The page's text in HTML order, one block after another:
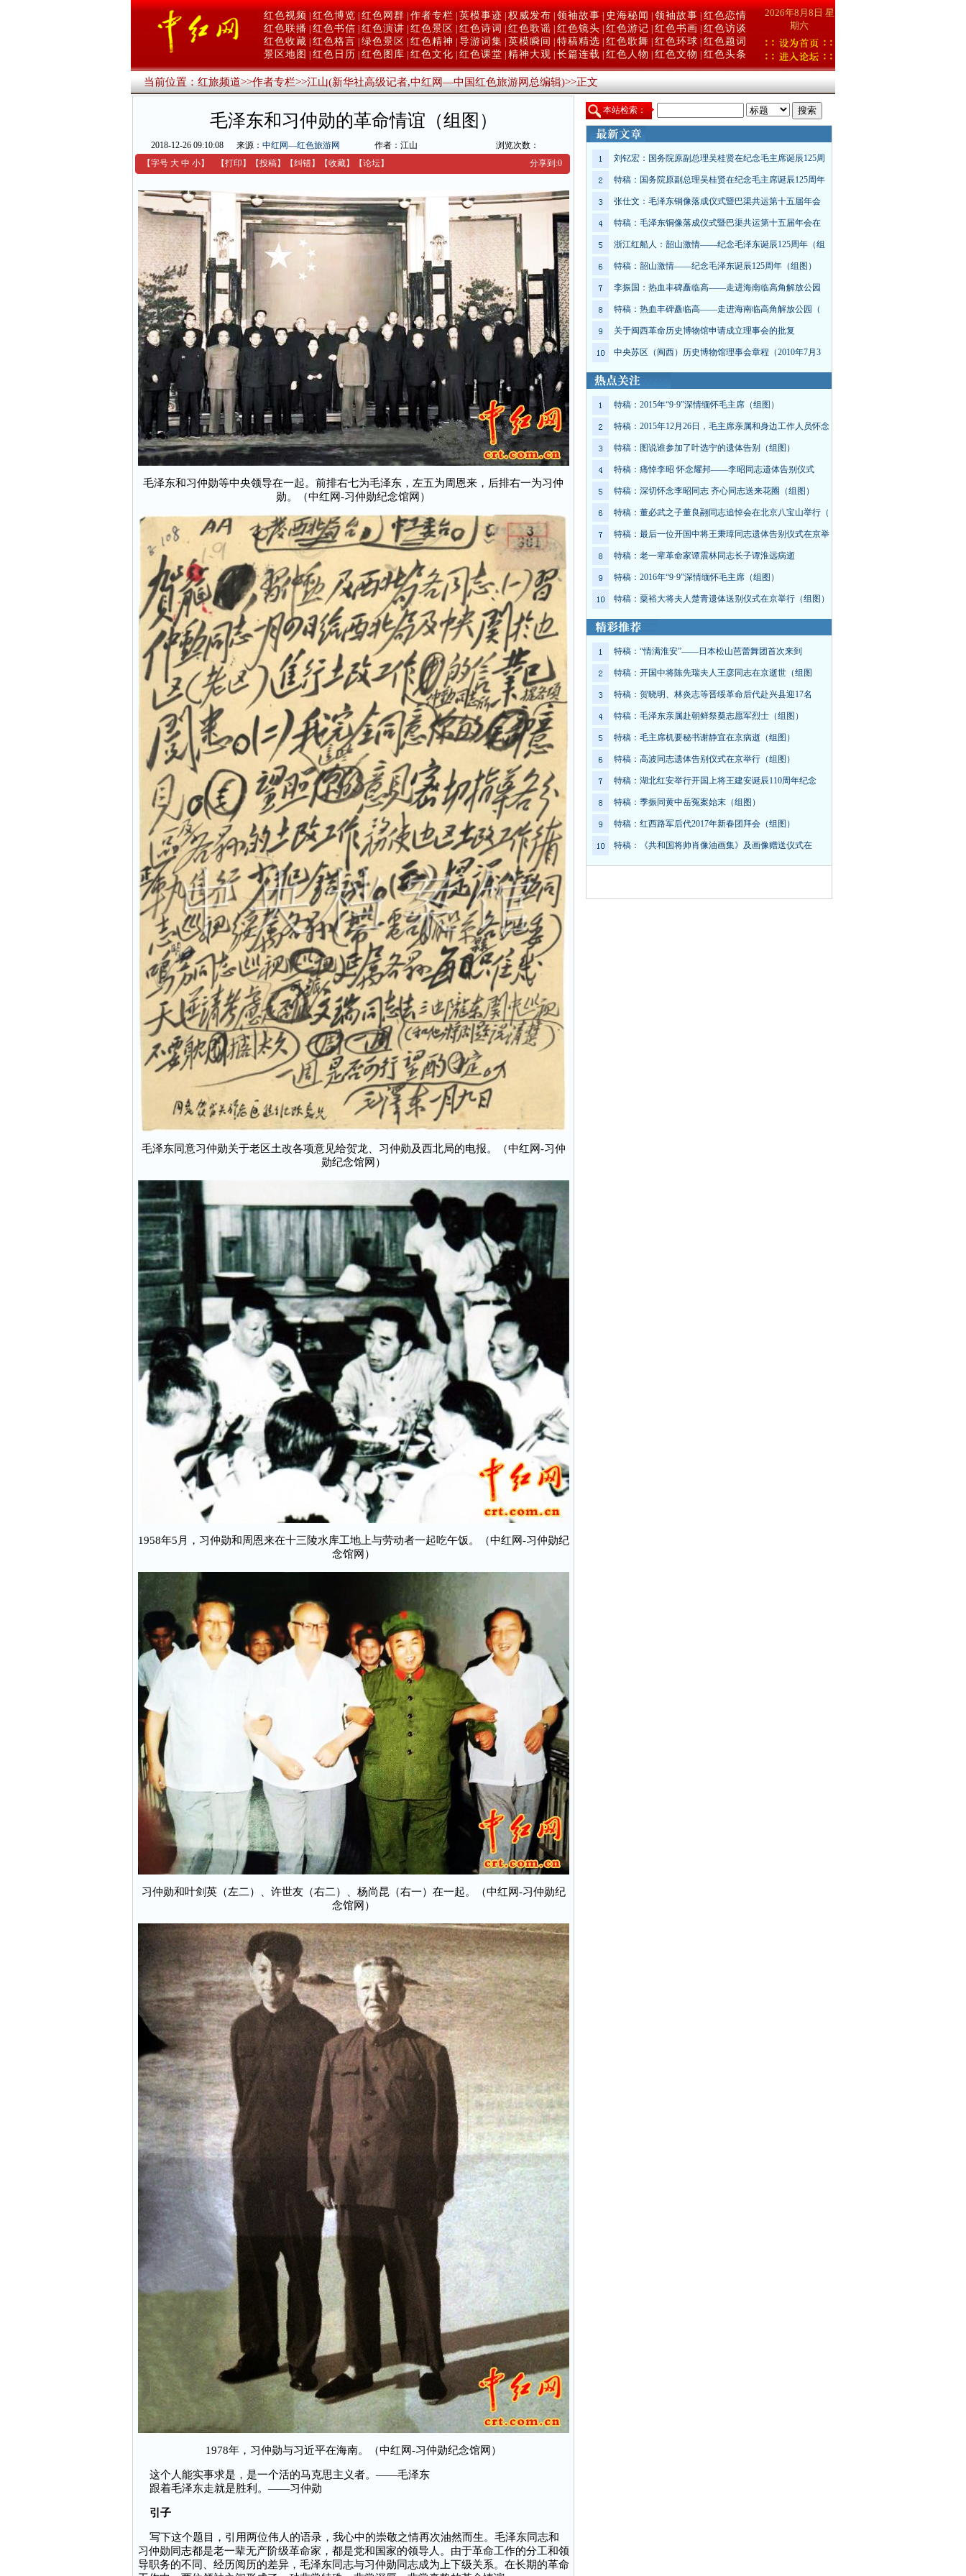
红色视频 红色博览 红色网群 作者专栏 英模事迹 权威发布 领袖故事 史海秘闻 领袖故事 红色恋情
红色联播 红色书信 红色演讲 红色景区 红色诗词 红色歌谣 红色镜头 红色游记 红色书画
红色访谈
红色收藏 红色格言 绿色景区 红色精神 导游词集 英模瞬间 特稿精选 红色歌舞 红色环球 红色题词
景区地图
红色日历 红色图库 红色文化 红色课堂 精神大观 长篇连载 红色人物 红色文物 红色头条
2026年8月8日 星
期六
当前位置：红旅频道>>作者专栏>>江山(新华社高级记者,中红网—中国红色旅游网总编辑)>>正文
毛泽东和习仲勋的革命情谊（组图）
2018-12-26 09:10:08 来源： 中红网—红色旅游网 作者：江山
浏览次数：
【字号 大 中 小】 【打印 】 【投稿】 【纠错】 【收藏】 【论坛】 分享到:0
毛泽东和习仲勋等中央领导在一起。前排右七为毛泽东，左五为周恩来，后排右一为习仲
勋。（中红网-习仲勋纪念馆网）
毛泽东同意习仲勋关于老区土改各项意见给贺龙、习仲勋及西北局的电报。（中红网-习仲
勋纪念馆网）
1958年5月，习仲勋和周恩来在十三陵水库工地上与劳动者一起吃午饭。（中红网-习仲勋纪
念馆网）
习仲勋和叶剑英（左二）、许世友（右二）、杨尚昆（右一）在一起。（中红网-习仲勋纪
念馆网）
1978年，习仲勋与习近平在海南。（中红网-习仲勋纪念馆网）
这个人能实事求是，是一个活的马克思主义者。——毛泽东
跟着毛泽东走就是胜利。——习仲勋
引子
写下这个题目，引用两位伟人的语录，我心中的崇敬之情再次油然而生。毛泽东同志和
习仲勋同志都是老一辈无产阶级革命家，都是党和国家的领导人。由于革命工作的分工和领
导职务的不同、经历阅历的差异，毛泽东同志与习仲勋同志成为上下级关系。在长期的革命
本站检索：
刘钇宏：国务院原副总理吴桂贤在纪念毛主席诞辰125周
特稿：国务院原副总理吴桂贤在纪念毛主席诞辰125周年
张仕文：毛泽东铜像落成仪式暨巴渠共运第十五届年会
特稿：毛泽东铜像落成仪式暨巴渠共运第十五届年会在
浙江红船人：韶山激情——纪念毛泽东诞辰125周年（组
特稿：韶山激情——纪念毛泽东诞辰125周年（组图）
李振国：热血丰碑矗临高——走进海南临高角解放公园
特稿：热血丰碑矗临高——走进海南临高角解放公园（
关于闽西革命历史博物馆申请成立理事会的批复
中央苏区（闽西）历史博物馆理事会章程（2010年7月3
特稿：2015年“9·9”深情缅怀毛主席（组图）
特稿：2015年12月26日，毛主席亲属和身边工作人员怀念
特稿：图说谁参加了叶选宁的遗体告别（组图）
特稿：痛悼李昭 怀念耀邦——李昭同志遗体告别仪式
特稿：深切怀念李昭同志 齐心同志送来花圈（组图）
特稿：董必武之子董良翮同志追悼会在北京八宝山举行（
特稿：最后一位开国中将王秉璋同志遗体告别仪式在京举
特稿：老一辈革命家谭震林同志长子谭淮远病逝
特稿：2016年“9·9”深情缅怀毛主席（组图）
特稿：粟裕大将夫人楚青遗体送别仪式在京举行（组图）
特稿：“情满淮安”——日本松山芭蕾舞团首次来到
特稿：开国中将陈先瑞夫人王彦同志在京逝世（组图
特稿：贺晓明、林炎志等晋绥革命后代赴兴县迎17名
特稿：毛泽东亲属赴朝鲜祭奠志愿军烈士（组图）
特稿：毛主席机要秘书谢静宜在京病逝（组图）
特稿：高波同志遗体告别仪式在京举行（组图）
特稿：湖北红安举行开国上将王建安诞辰110周年纪念
特稿：季振同黄中岳冤案始末（组图）
特稿：红西路军后代2017年新春团拜会（组图）
特稿：《共和国将帅肖像油画集》及画像赠送仪式在